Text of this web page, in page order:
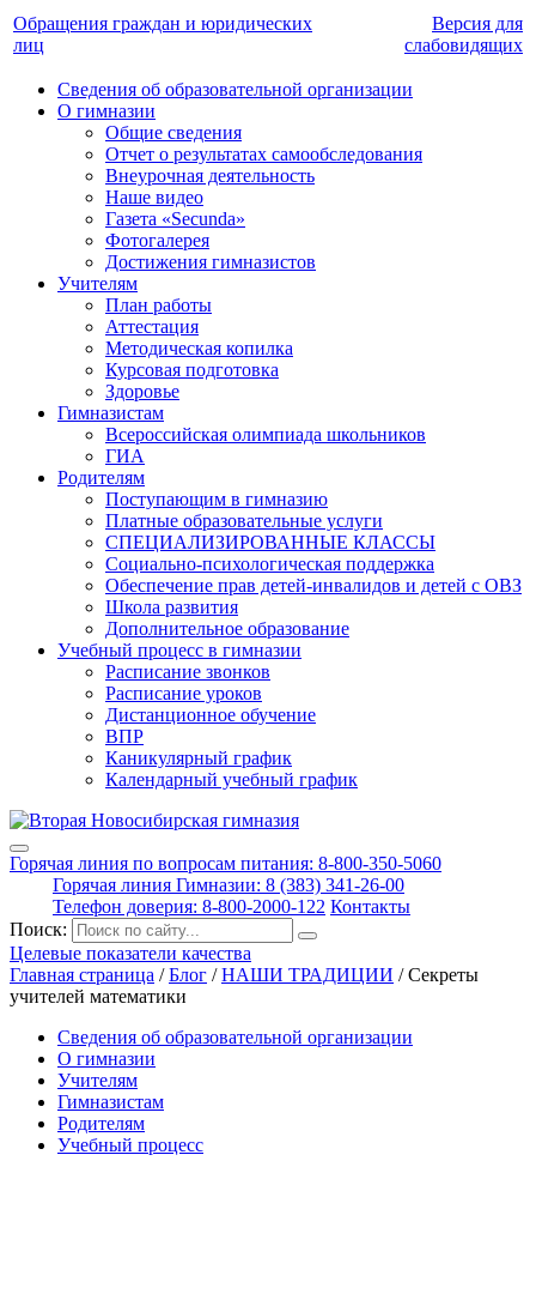
Обращения граждан и юридических
лиц
Версия для
слабовидящих
Сведения об образовательной организации
О гимназии
Общие сведения
Отчет о результатах самообследования
Внеурочная деятельность
Наше видео
Газета «Secunda»
Фотогалерея
Достижения гимназистов
Учителям
План работы
Аттестация
Методическая копилка
Курсовая подготовка
Здоровье
Гимназистам
Всероссийская олимпиада школьников
ГИА
Родителям
Поступающим в гимназию
Платные образовательные услуги
СПЕЦИАЛИЗИРОВАННЫЕ КЛАССЫ
Социально-психологическая поддержка
Обеспечение прав детей-инвалидов и детей с ОВЗ
Школа развития
Дополнительное образование
Учебный процесс в гимназии
Расписание звонков
Расписание уроков
Дистанционное обучение
ВПР
Каникулярный график
Календарный учебный график
Горячая линия по вопросам питания: 8-800-350-5060
Горячая линия Гимназии: 8 (383) 341-26-00
Телефон доверия: 8-800-2000-122 Контакты
Поиск:
Целевые показатели качества
Главная страница /Блог /НАШИ ТРАДИЦИИ /Секреты
учителей математики
Сведения об образовательной организации
О гимназии
Учителям
Гимназистам
Родителям
Учебный процесс